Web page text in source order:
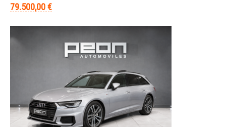
79.500,00 €